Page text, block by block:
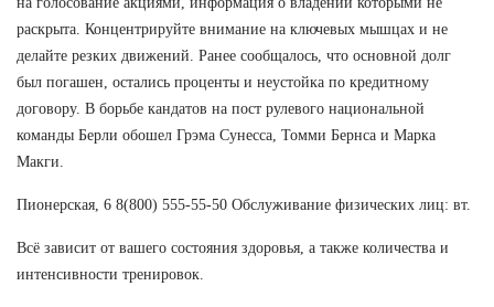
раскрыта. Концентрируйте внимание на ключевых мышцах и не
делайте резких движений. Ранее сообщалось, что основной долг
был погашен, остались проценты и неустойка по кредитному
договору. В борьбе кандатов на пост рулевого национальной
команды Берли обошел Грэма Сунесса, Томми Бернса и Марка
Макги.
Пионерская, 6 8(800) 555-55-50 Обслуживание физических лиц: вт.
Всё зависит от вашего состояния здоровья, а также количества и
интенсивности тренировок.